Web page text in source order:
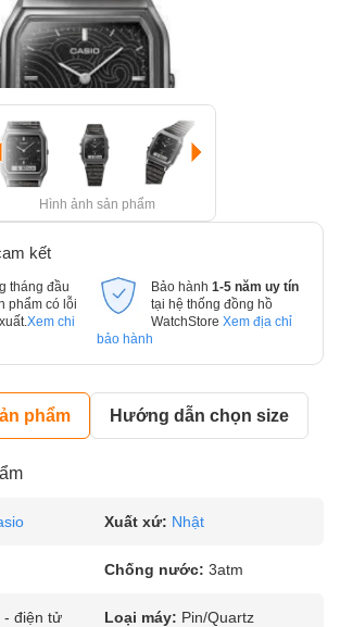
Hình ảnh sản phẩm
kết
tháng đầu
phẩm có lỗi
Xem chi
Bảo hành 1-5 năm uy tín
tại hệ thống đồng hồ
WatchStore Xem địa chỉ
bảo hành
phẩm Hướng dẫn chọn size
Xuất xứ: Nhật
Chống nước: 3atm
- điện tử Loại máy: Pin/Quartz